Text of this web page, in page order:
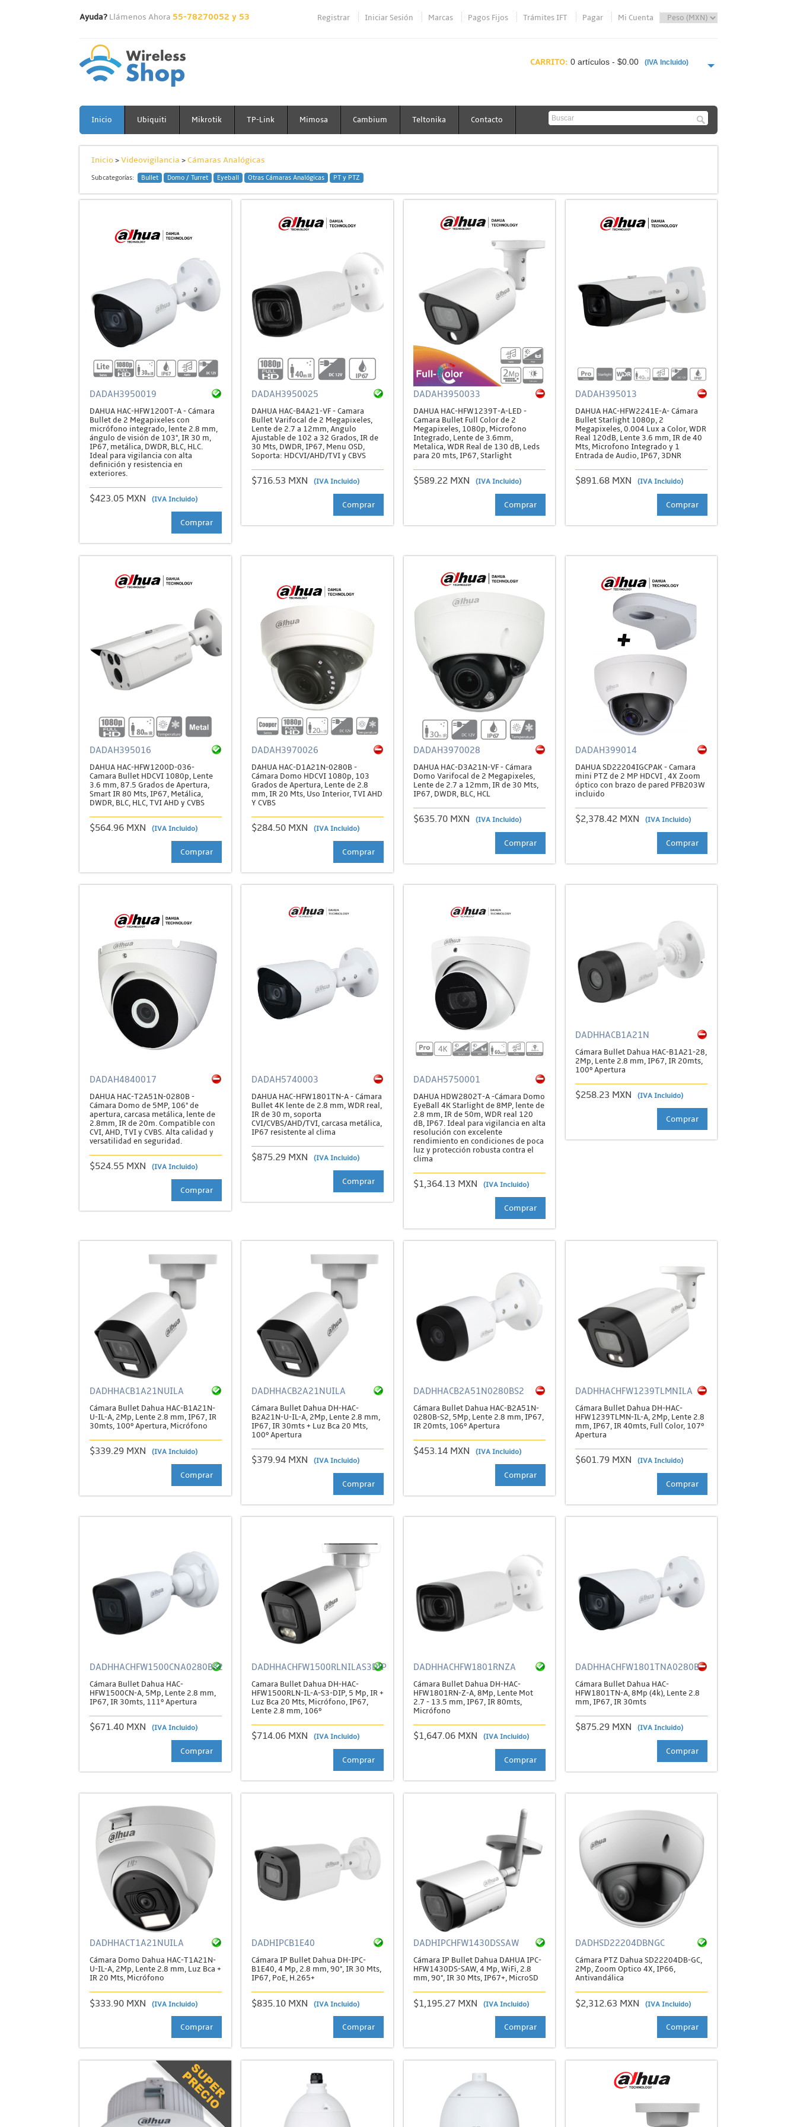
Ayuda? Llámenos Ahora 55-78270052 y 53 Registrar Iniciar Sesión Marcas Pagos Fijos Trámites IFT Pagar Mi Cuenta
CARRITO: 0 artículos - $0.00 (IVA Incluido)
Inicio Ubiquiti Mikrotik TP-Link Mimosa Cambium Teltonika Contacto
Inicio>Videovigilancia >Cámaras Analógicas
Subcategorías: Bullet Domo / Turret Eyeball Otras Cámaras Analógicas PT y PTZ
DADAH3950019
DAHUA HAC-HFW1200T-A - Cámara
Bullet de 2 Megapixeles con
micrófono integrado, lente 2.8 mm,
ángulo de visión de 103°, IR 30 m,
IP67, metálica, DWDR, BLC, HLC.
Ideal para vigilancia con alta
definición y resistencia en
exteriores.
$423.05 MXN (IVA Incluido)
Comprar
DADAH3950025
DAHUA HAC-B4A21-VF - Camara
Bullet Varifocal de 2 Megapixeles,
Lente de 2.7 a 12mm, Angulo
Ajustable de 102 a 32 Grados, IR de
30 Mts, DWDR, IP67, Menu OSD,
Soporta: HDCVI/AHD/TVI y CBVS
$716.53 MXN (IVA Incluido)
Comprar
DADAH3950033
DAHUA HAC-HFW1239T-A-LED -
Camara Bullet Full Color de 2
Megapixeles, 1080p, Microfono
Integrado, Lente de 3.6mm,
Metalica, WDR Real de 130 dB, Leds
para 20 mts, IP67, Starlight
$589.22 MXN (IVA Incluido)
Comprar
DADAH395013
DAHUA HAC-HFW2241E-A- Cámara
Bullet Starlight 1080p, 2
Megapixeles, 0.004 Lux a Color, WDR
Real 120dB, Lente 3.6 mm, IR de 40
Mts, Microfono Integrado y 1
Entrada de Audio, IP67, 3DNR
$891.68 MXN (IVA Incluido)
Comprar
DADAH395016
DAHUA HAC-HFW1200D-036-
Camara Bullet HDCVI 1080p, Lente
3.6 mm, 87.5 Grados de Apertura,
Smart IR 80 Mts, IP67, Metálica,
DWDR, BLC, HLC, TVI AHD y CVBS
$564.96 MXN (IVA Incluido)
Comprar
DADAH3970026
DAHUA HAC-D1A21N-0280B -
Cámara Domo HDCVI 1080p, 103
Grados de Apertura, Lente de 2.8
mm, IR 20 Mts, Uso Interior, TVI AHD
Y CVBS
$284.50 MXN (IVA Incluido)
Comprar
DADAH3970028
DAHUA HAC-D3A21N-VF - Cámara
Domo Varifocal de 2 Megapixeles,
Lente de 2.7 a 12mm, IR de 30 Mts,
IP67, DWDR, BLC, HCL
$635.70 MXN (IVA Incluido)
Comprar
DADAH399014
DAHUA SD22204IGCPAK - Camara
mini PTZ de 2 MP HDCVI , 4X Zoom
óptico con brazo de pared PFB203W
incluido
$2,378.42 MXN (IVA Incluido)
Comprar
DADAH4840017
DAHUA HAC-T2A51N-0280B -
Cámara Domo de 5MP, 106° de
apertura, carcasa metálica, lente de
2.8mm, IR de 20m. Compatible con
CVI, AHD, TVI y CVBS. Alta calidad y
versatilidad en seguridad.
$524.55 MXN (IVA Incluido)
Comprar
DADAH5740003
DAHUA HAC-HFW1801TN-A - Cámara
Bullet 4K lente de 2.8 mm, WDR real,
IR de 30 m, soporta
CVI/CVBS/AHD/TVI, carcasa metálica,
IP67 resistente al clima
$875.29 MXN (IVA Incluido)
Comprar
DADAH5750001
DAHUA HDW2802T-A -Cámara Domo
EyeBall 4K Starlight de 8MP, lente de
2.8 mm, IR de 50m, WDR real 120
dB, IP67. Ideal para vigilancia en alta
resolución con excelente
rendimiento en condiciones de poca
luz y protección robusta contra el
clima
$1,364.13 MXN (IVA Incluido)
Comprar
DADHHACB1A21N
Cámara Bullet Dahua HAC-B1A21-28,
2Mp, Lente 2.8 mm, IP67, IR 20mts,
100º Apertura
$258.23 MXN (IVA Incluido)
Comprar
DADHHACB1A21NUILA
Cámara Bullet Dahua HAC-B1A21N-
U-IL-A, 2Mp, Lente 2.8 mm, IP67, IR
30mts, 100º Apertura, Micrófono
$339.29 MXN (IVA Incluido)
Comprar
DADHHACB2A21NUILA
Cámara Bullet Dahua DH-HAC-
B2A21N-U-IL-A, 2Mp, Lente 2.8 mm,
IP67, IR 30mts + Luz Bca 20 Mts,
100º Apertura
$379.94 MXN (IVA Incluido)
Comprar
DADHHACB2A51N0280BS2
Cámara Bullet Dahua HAC-B2A51N-
0280B-S2, 5Mp, Lente 2.8 mm, IP67,
IR 20mts, 106º Apertura
$453.14 MXN (IVA Incluido)
Comprar
DADHHACHFW1239TLMNILA
Cámara Bullet Dahua DH-HAC-
HFW1239TLMN-IL-A, 2Mp, Lente 2.8
mm, IP67, IR 40mts, Full Color, 107º
Apertura
$601.79 MXN (IVA Incluido)
Comprar
DADHHACHFW1500CNA0280BS2
Cámara Bullet Dahua HAC-
HFW1500CN-A, 5Mp, Lente 2.8 mm,
IP67, IR 30mts, 111º Apertura
$671.40 MXN (IVA Incluido)
Comprar
DADHHACHFW1500RLNILAS3DIP
Camara Bullet Dahua DH-HAC-
HFW1500RLN-IL-A-S3-DIP, 5 Mp, IR +
Luz Bca 20 Mts, Micrófono, IP67,
Lente 2.8 mm, 106º
$714.06 MXN (IVA Incluido)
Comprar
DADHHACHFW1801RNZA
Cámara Bullet Dahua DH-HAC-
HFW1801RN-Z-A, 8Mp, Lente Mot
2.7 - 13.5 mm, IP67, IR 80mts,
Micrófono
$1,647.06 MXN (IVA Incluido)
Comprar
DADHHACHFW1801TNA0280B
Cámara Bullet Dahua HAC-
HFW1801TN-A, 8Mp (4k), Lente 2.8
mm, IP67, IR 30mts
$875.29 MXN (IVA Incluido)
Comprar
DADHHACT1A21NUILA
Cámara Domo Dahua HAC-T1A21N-
U-IL-A, 2Mp, Lente 2.8 mm, Luz Bca +
IR 20 Mts, Micrófono
$333.90 MXN (IVA Incluido)
Comprar
DADHIPCB1E40
Cámara IP Bullet Dahua DH-IPC-
B1E40, 4 Mp, 2.8 mm, 90°, IR 30 Mts,
IP67, PoE, H.265+
$835.10 MXN (IVA Incluido)
Comprar
DADHIPCHFW1430DSSAW
Cámara IP Bullet Dahua DAHUA IPC-
HFW1430DS-SAW, 4 Mp, WiFi, 2.8
mm, 90°, IR 30 Mts, IP67+, MicroSD
$1,195.27 MXN (IVA Incluido)
Comprar
DADHSD22204DBNGC
Cámara PTZ Dahua SD22204DB-GC,
2Mp, Zoom Optico 4X, IP66,
Antivandálica
$2,312.63 MXN (IVA Incluido)
Comprar